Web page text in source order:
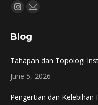
Find us on:
Instagram
opens
new
window
Mail
new
window
Blog
Tahapan dan Topologi
June 5, 2026
Pengertian dan Kelebihan